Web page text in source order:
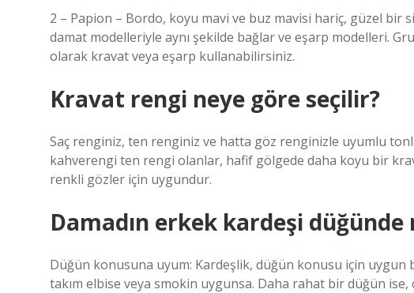
2 – Papion – Bordo, koyu mavi ve buz mavisi hariç, güzel bir
damat modelleriyle aynı şekilde bağlar ve eşarp modelleri.
olarak kravat veya eşarp kullanabilirsiniz.
Kravat rengi neye göre seçilir?
Saç renginiz, ten renginiz ve hatta göz renginizle uyumlu
kahverengi ten rengi olanlar, hafif gölgede daha koyu bir
renkli gözler için uygundur.
Damadın erkek kardeşi düğünde
Düğün konusuna uyum: Kardeşlik, düğün konusu için uygun
takım elbise veya smokin uygunsa. Daha rahat bir düğün